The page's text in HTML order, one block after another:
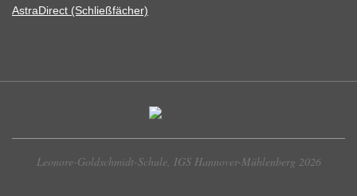
Astra­Di­rect (Schließ­fä­cher)
Leonore-Goldschmidt-Schule, IGS Hannover-Mühlenberg 2026